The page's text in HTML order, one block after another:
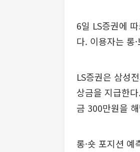
6일 LS증권에
다. 이용자는 롱
LS증권은 삼성
상금을 지급한
금 300만원을
롱·숏 포지션